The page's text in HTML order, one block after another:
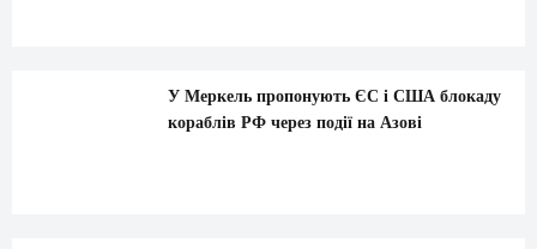
У Меркель пропонують ЄС і США блокаду
кораблів РФ через події на Азові